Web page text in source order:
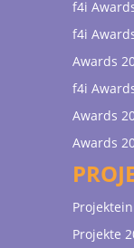
f4i
f4i
Awards
f4i
Awards
Awards
Projekte